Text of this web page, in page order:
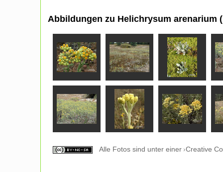
Abbildungen zu Helichrysum arenarium
Alle Fotos sind unter einer Creative